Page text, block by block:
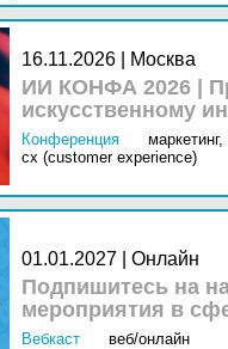
16.11.2026 | Москва
ИИ КОНФА 2026 |
искусственному
Конференция маркетинг,
cx (customer experience)
01.01.2027 | Онлайн
Подпишитесь на
мероприятия в
Вебкаст
веб/онлайн